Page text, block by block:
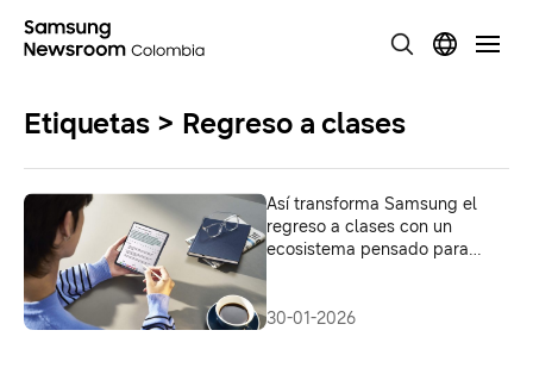
Etiquetas > Regreso a clases
Así transforma Samsung el
regreso a clases con un
ecosistema pensado para
30-01-2026